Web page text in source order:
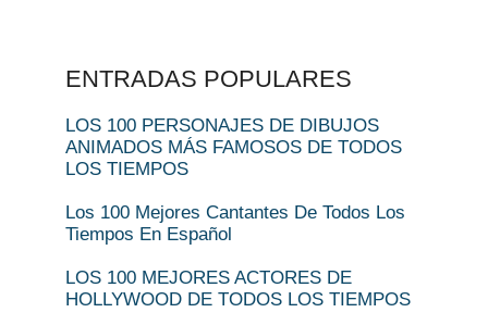
ENTRADAS POPULARES
LOS 100 PERSONAJES DE DIBUJOS
ANIMADOS MÁS FAMOSOS DE TODOS
LOS TIEMPOS
Los 100 Mejores Cantantes De Todos Los
Tiempos En Español
LOS 100 MEJORES ACTORES DE
HOLLYWOOD DE TODOS LOS TIEMPOS